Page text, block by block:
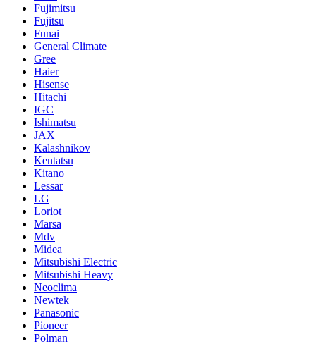
Fujimitsu
Fujitsu
Funai
General Climate
Gree
Haier
Hisense
Hitachi
IGC
Ishimatsu
JAX
Kalashnikov
Kentatsu
Kitano
Lessar
LG
Loriot
Marsa
Mdv
Midea
Mitsubishi Electric
Mitsubishi Heavy
Neoclima
Newtek
Panasonic
Pioneer
Polman